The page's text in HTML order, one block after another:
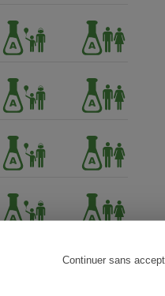
Continuer sans